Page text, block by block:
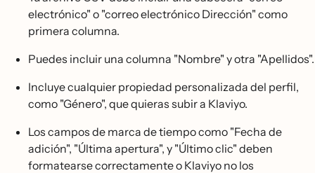
electrónico" o "correo electrónico Dirección" como
primera columna.
Puedes incluir una columna "Nombre" y otra "Apellidos".
Incluye cualquier propiedad personalizada del perfil,
como "Género", que quieras subir a Klaviyo.
Los campos de marca de tiempo como "Fecha de
adición", "Última apertura", y "Último clic" deben
formatearse correctamente o Klaviyo no los